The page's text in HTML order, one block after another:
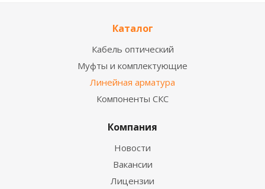
Каталог
Кабель оптический
Муфты и комплектующие
Линейная арматура
Компоненты СКС
Компания
Новости
Вакансии
Лицензии